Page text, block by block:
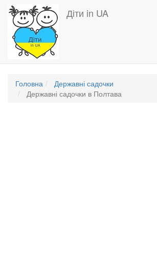
Перейти
основного
вмісту
Діти in UA
Головна
Державні садочки
Державні садочки в Полтава